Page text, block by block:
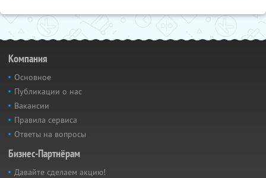
Компания
Основное
Публикации о нас
Вакансии
Правила сервиса
Ответы на вопросы
Бизнес-Партнёрам
Давайте сделаем акцию!